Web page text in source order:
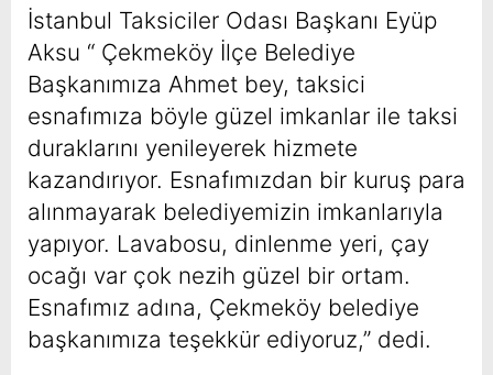
İstanbul Taksiciler Odası Başkanı Eyüp
Aksu “ Çekmeköy İlçe Belediye
Başkanımıza Ahmet bey, taksici
esnafımıza böyle güzel imkanlar ile taksi
duraklarını yenileyerek hizmete
kazandırıyor. Esnafımızdan bir kuruş para
alınmayarak belediyemizin imkanlarıyla
yapıyor. Lavabosu, dinlenme yeri, çay
ocağı var çok nezih güzel bir ortam.
Esnafımız adına, Çekmeköy belediye
başkanımıza teşekkür ediyoruz,” dedi.